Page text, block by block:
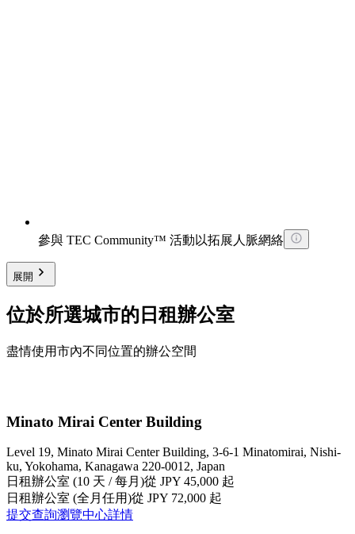
參與 TEC Community™ 活動以拓展人脈網絡
展開
位於所選城市的日租辦公室
盡情使用市內不同位置的辦公空間
Minato Mirai Center Building
Level 19, Minato Mirai Center Building, 3-6-1 Minatomirai, Nishi-
ku, Yokohama, Kanagawa 220-0012, Japan
日租辦公室 (10 天 / 每月)從 JPY 45,000 起
日租辦公室 (全月任用)從 JPY 72,000 起
提交查詢瀏覽中心詳情